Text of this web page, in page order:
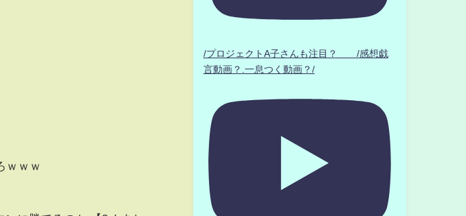
ｗｗｗ
/プロジェクトA子さんも注目？ /感想戯
言動画？.一息つく動画？/